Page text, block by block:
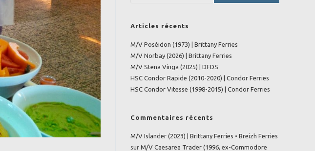
Articles récents
M/V Poséidon (1973) | Brittany Ferries
M/V Norbay (2026) | Brittany Ferries
M/V Stena Vinga (2025) | DFDS
HSC Condor Rapide (2010-2020) | Condor Ferries
HSC Condor Vitesse (1998-2015) | Condor Ferries
Commentaires récents
M/V Islander (2023) | Brittany Ferries • Breizh Ferries
sur M/V Caesarea Trader (1996, ex-Commodore